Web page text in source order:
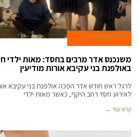
19 בפברואר 2026
משנכנס אדר מרבים בחסד: מאות ילדי
באולפנת בני עקיבא אורות מודיעין
לרגל ראש חודש אדר הפכה אולפנת בני עקיבא
לאירוע חסד רחב היקף, כאשר מאות ילדי
קרא עוד ←